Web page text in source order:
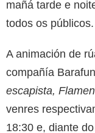
mañá tarde e
todos os públicos.
A animación de
compañía
escapista,
venres
18:30 e, diante